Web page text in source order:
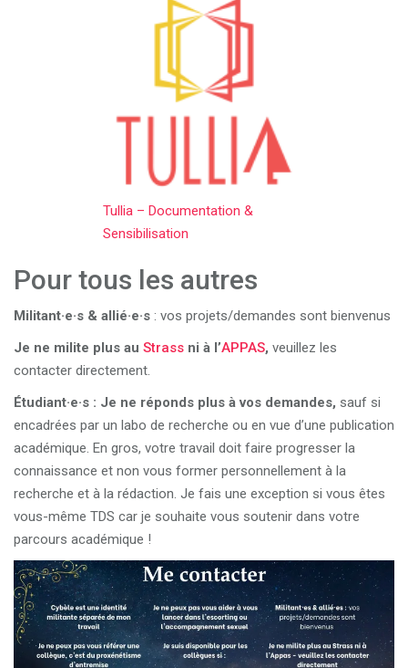
Tullia – Documentation &
Sensibilisation
Pour tous les autres
Militant·e·s & allié·e·s : vos projets/demandes sont bienvenus
Je ne milite plus au Strass ni à l’APPAS, veuillez les
contacter directement.
Étudiant·e·s : Je ne réponds plus à vos demandes, sauf si
encadrées par un labo de recherche ou en vue d’une publication
académique. En gros, votre travail doit faire progresser la
connaissance et non vous former personnellement à la
recherche et à la rédaction. Je fais une exception si vous êtes
vous-même TDS car je souhaite vous soutenir dans votre
parcours académique !